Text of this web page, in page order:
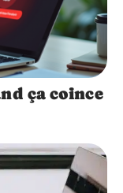
ça coince